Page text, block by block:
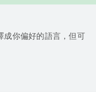
你偏好的語言，但可